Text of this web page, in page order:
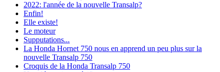
2022: l'année de la nouvelle Transalp?
Enfin!
Elle existe!
Le moteur
Supputations...
La Honda Hornet 750 nous en apprend un peu plus sur la
nouvelle Transalp 750
Croquis de la Honda Transalp 750